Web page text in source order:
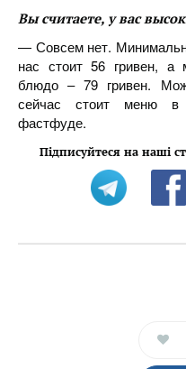
Вы считаете, у вас
— Совсем нет.
нас стоит 56 гривен, а
блюдо – 79 гривен.
сейчас стоит меню в
фастфуде.
Підписуйтеся на наші